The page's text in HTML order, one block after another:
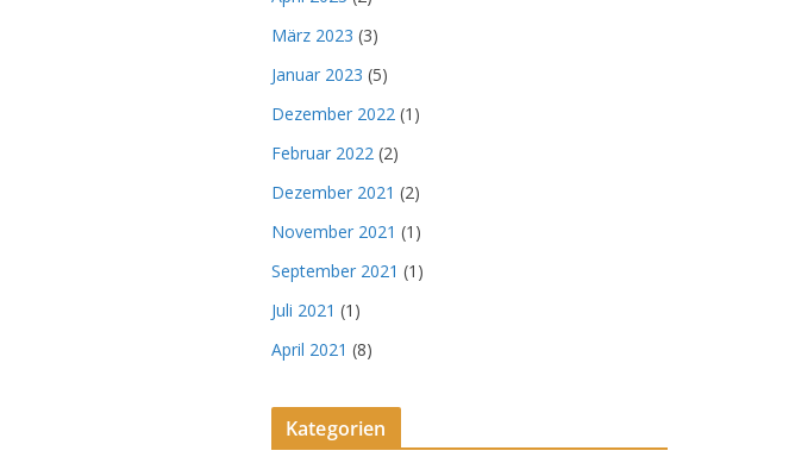
März 2023 (3)
Januar 2023 (5)
Dezember 2022 (1)
Februar 2022 (2)
Dezember 2021 (2)
November 2021 (1)
September 2021 (1)
Juli 2021 (1)
April 2021 (8)
Kategorien